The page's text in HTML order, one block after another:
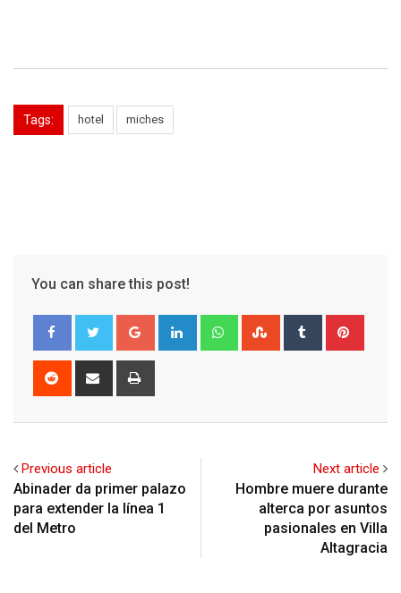
Tags: hotel miches
You can share this post!
Google+ LinkedIn WhatsappStumbleUpon
Tumblr
Reddit
Share
Previous article
Abinader da primer palazo
para extender la línea 1
del Metro
Next article
Hombre muere durante
alterca por asuntos
pasionales en Villa
Altagracia